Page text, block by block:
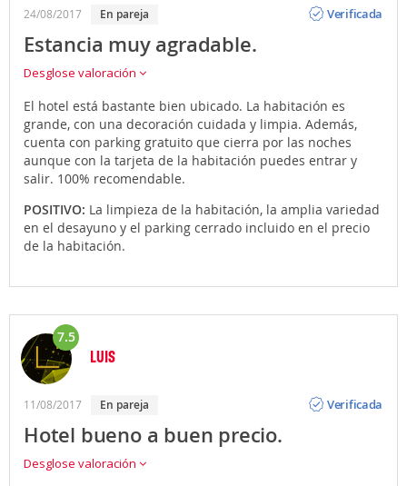
24/08/2017 en pareja
Verificada
Estancia muy agradable.
Desglose valoración
El hotel está bastante bien ubicado. La habitación es
grande, con una decoración cuidada y limpia. Además,
cuenta con parking gratuito que cierra por las noches
aunque con la tarjeta de la habitación puedes entrar y
salir. 100% recomendable.
POSITIVO: La limpieza de la habitación, la amplia variedad
en el desayuno y el parking cerrado incluido en el precio
de la habitación.
7.5
LUIS
11/08/2017 en pareja
Verificada
Hotel bueno a buen precio.
Desglose valoración